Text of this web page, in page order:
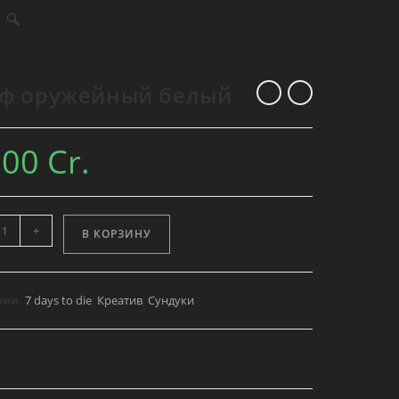
Переключить
веб-
сайту Cr.
+ В КОРЗИНУ
7 days to die Креатив ,Сундуки